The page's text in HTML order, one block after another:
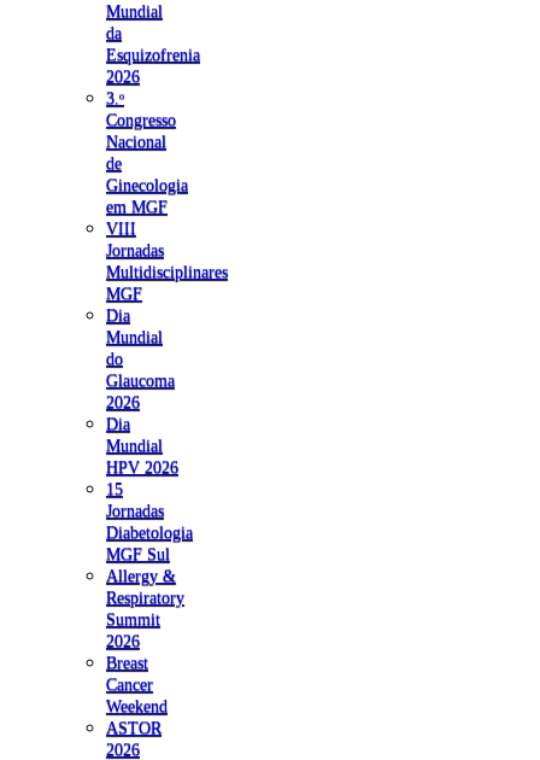
Mundial
da
Esquizofrenia
2026
3.ᵒ
Congresso
Nacional
de
Ginecologia
em MGF
VIII
Jornadas
Multidisciplinares
MGF
Dia
Mundial
do
Glaucoma
2026
Dia
Mundial
HPV 2026
15
Jornadas
Diabetologia
MGF Sul
Allergy &
Respiratory
Summit
2026
Breast
Cancer
Weekend
ASTOR
2026